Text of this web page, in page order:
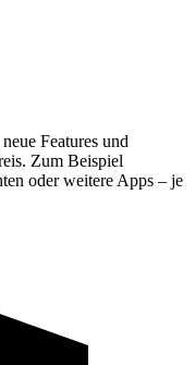
Features und
Zum Beispiel
oder weitere Apps – je